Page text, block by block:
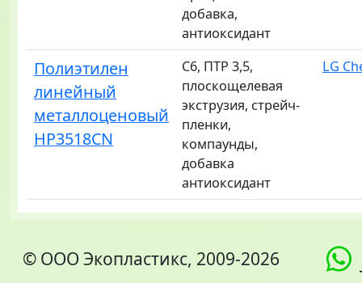
добавка,
антиоксидант
Полиэтилен
линейный
металлоценовый
HP3518CN
C6, ПТР 3,5,
плоскощелевая
экструзия, стрейч-
пленки,
компаунды,
добавка
антиоксидант
LG
© ООО Экопластикс, 2009-2026